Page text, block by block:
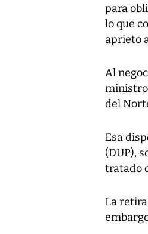
para
lo que
aprieto
Al
ministro
del
Esa
(DUP),
tratado
La